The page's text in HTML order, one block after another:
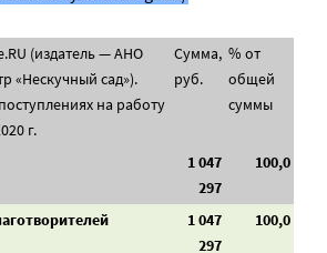
(издатель — АНО
«Нескучный сад»).
на работу
г.
Сумма,
руб.
% от
общей
суммы
1 047
297
100,0
1 047
297
100,0